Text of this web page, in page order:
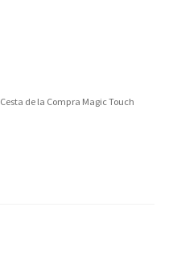
Cesta de la Compra Magic Touch